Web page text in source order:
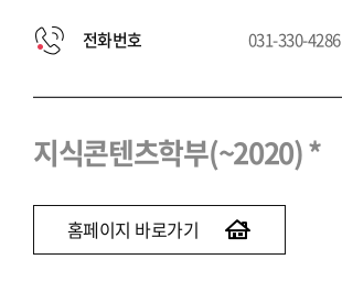
전화번호 031-330-4286
지식콘텐츠학부(~2020) *
홈페이지 바로가기